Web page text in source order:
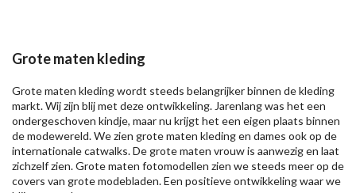
Grote maten kleding
Grote maten kleding wordt steeds belangrijker binnen de kleding
markt. Wij zijn blij met deze ontwikkeling. Jarenlang was het een
ondergeschoven kindje, maar nu krijgt het een eigen plaats binnen
de modewereld. We zien grote maten kleding en dames ook op de
internationale catwalks. De grote maten vrouw is aanwezig en laat
zichzelf zien. Grote maten fotomodellen zien we steeds meer op de
covers van grote modebladen. Een positieve ontwikkeling waar we